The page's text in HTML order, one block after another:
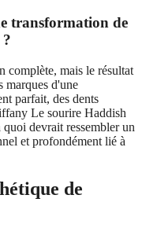
transformation de
complète, mais le résultat
marques d'une
parfait, des dents
Le sourire Haddish
devrait ressembler un
et profondément lié à
de